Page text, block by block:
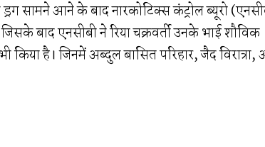
सामने आने के बाद नारकोटिक्स कंट्रोल ब्यूरो
बाद एनसीबी ने रिया चक्रवर्ती उनके भाई शौविक
किया है। जिनमें अब्दुल बासित परिहार, जैद